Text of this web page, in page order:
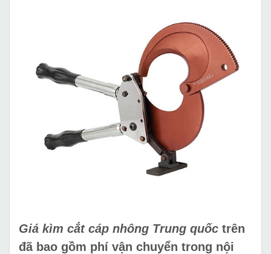
Giá kìm cắt cáp nhông Trung quốc trên
đã bao gồm phí vận chuyển trong nội